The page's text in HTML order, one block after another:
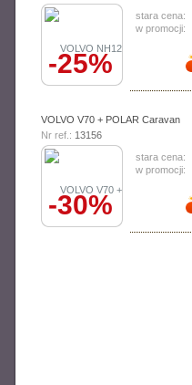
Replika
-25%
stara cena:
w promocji:
VOLVO V70 + POLAR Caravan
Nr ref.: 13156
-30%
stara cena:
w promocji: